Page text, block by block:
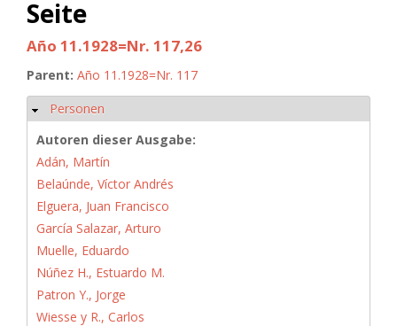
Seite
Año 11.1928=Nr. 117,26
Parent: Año 11.1928=Nr. 117
Ausblenden
Personen
Autoren dieser Ausgabe:
Adán, Martín
Belaúnde, Víctor Andrés
Elguera, Juan Francisco
García Salazar, Arturo
Muelle, Eduardo
Núñez H., Estuardo M.
Patron Y., Jorge
Wiesse y R., Carlos